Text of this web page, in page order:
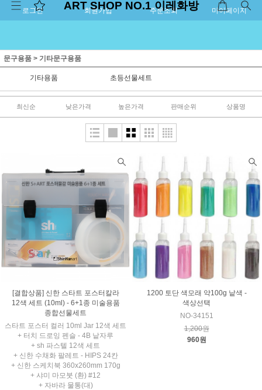
로그인 회원가입 주문조회 마이페이지
ART SHOP NO.1 이레화방
문구용품 > 기타문구용품
기타용품 초등선물세트
최신순 낮은가격 높은가격 판매순위 상품명
[결합상품] 신한 스타트 포스터칼라
12색 세트 (10ml) - 6+1종 미술용품
종합선물세트
스타트 포스터 컬러 10ml Jar 12색 세트
+ 터치 드로잉 펜슬 - 4B 낱자루
+ sh 파스텔 12색 세트
+ 신한 수채화 팔레트 - HIPS 24칸
+ 신한 스케치북 360x260mm 170g
+ 샤미 마모붓 (환) #12
+ 자바라 물통(대)
1200 토단 색모래 약100g 낱색 -
색상선택
NO-34151
1,200원
960원